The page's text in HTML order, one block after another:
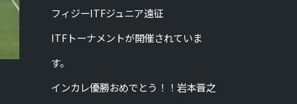
フィジーITFジュニア遠征
ITFトーナメントが開催されていま
す。
インカレ優勝おめでとう！！岩本晋之